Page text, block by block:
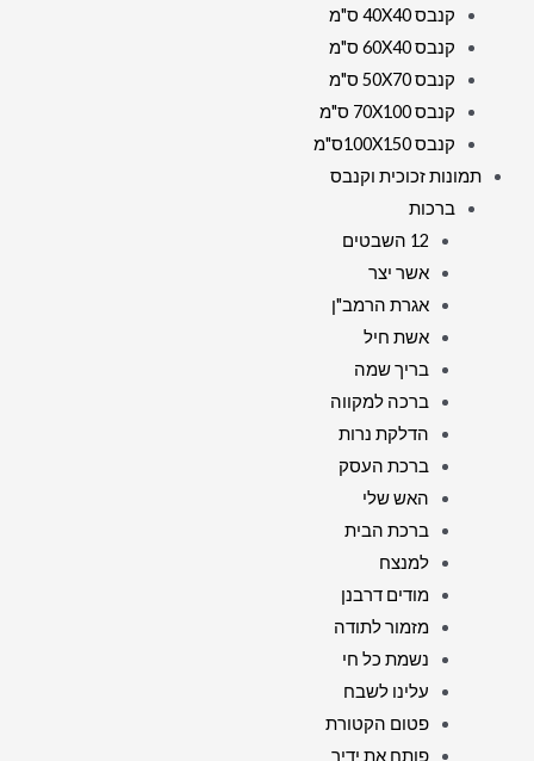
קנבס 40X40 ס"מ
קנבס 60X40 ס"מ
קנבס 50X70 ס"מ
קנבס 70X100 ס"מ
קנבס 100X150ס"מ
תמונות זכוכית וקנבס
ברכות
12 השבטים
אשר יצר
אגרת הרמב"ן
אשת חיל
בריך שמה
ברכה למקווה
הדלקת נרות
ברכת העסק
האש שלי
ברכת הבית
למנצח
מודים דרבנן
מזמור לתודה
נשמת כל חי
עלינו לשבח
פטום הקטורת
פותח את ידיך